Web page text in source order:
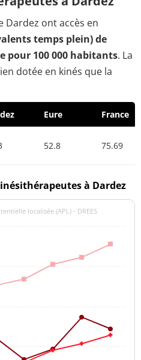
Dardez ont accès en
temps plein) de
pour 100 000 habitants. La
dotée en kinés que la
Eure France
52.8 75.69
à Dardez
localisée (APL) - DREES